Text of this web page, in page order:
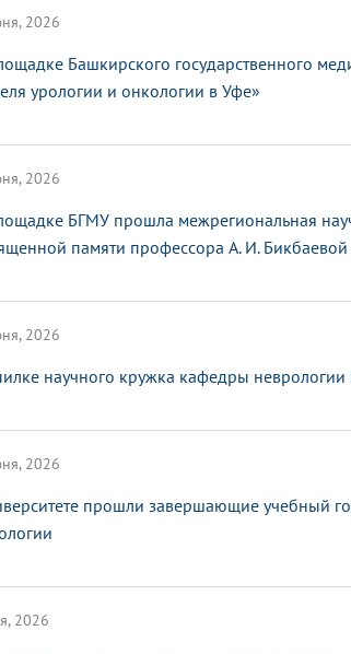
2026
Башкирского государственного
урологии и онкологии в Уфе»
2026
БГМУ прошла межрегиональная
памяти профессора А. И.
2026
научного кружка кафедры
2026
прошли завершающие учебный
2026